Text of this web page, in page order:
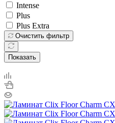
Intense
Plus
Plus Extra
Очистить фильтр
Показать